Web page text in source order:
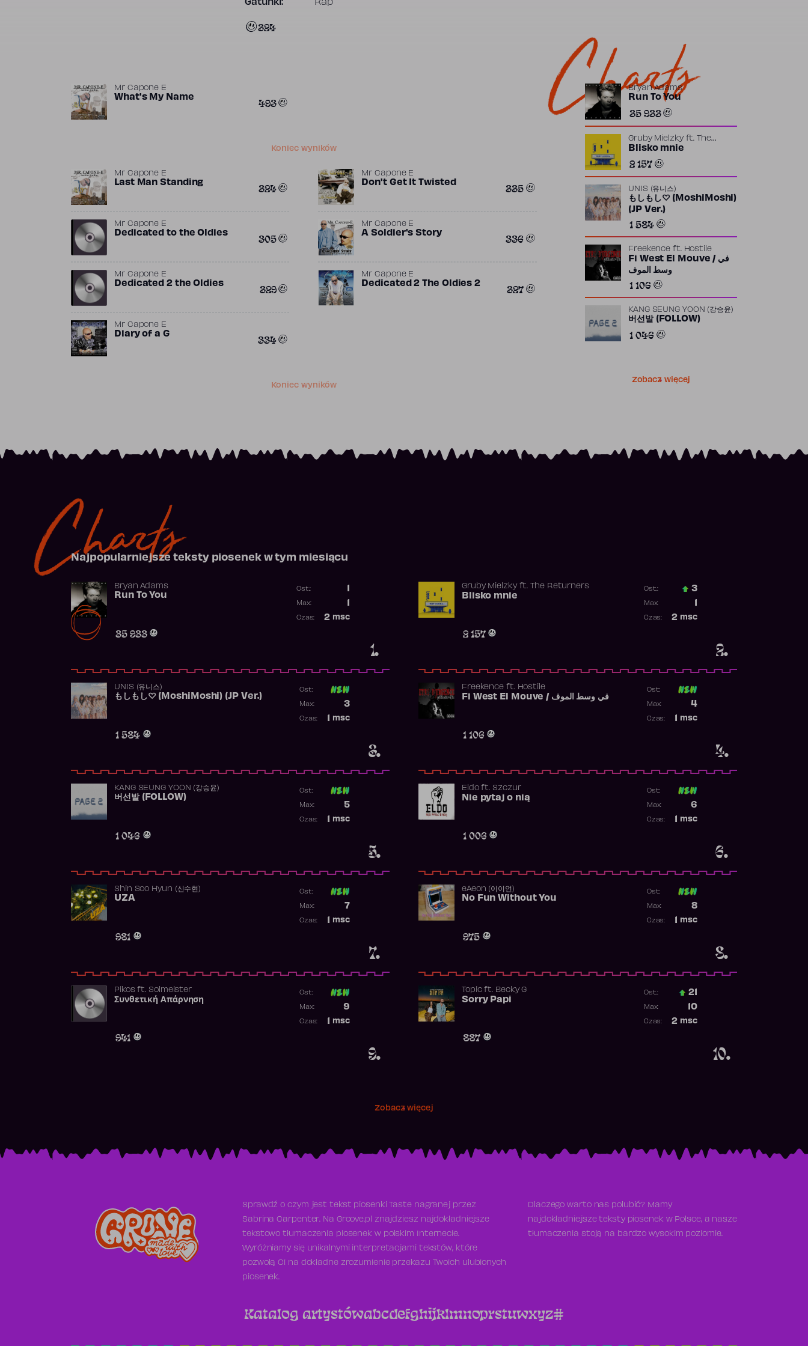
Gatunki: Rap
324
Mr Capone E
What's My Name 493
Koniec wyników
Mr Capone E
Last Man Standing 324
Mr Capone E
Don't Get It Twisted 335
Mr Capone E
Dedicated to the Oldies 305
Mr Capone E
A Soldier's Story 336
Mr Capone E
Dedicated 2 the Oldies 329
Mr Capone E
Dedicated 2 The Oldies 2 327
Mr Capone E
Diary of a G 334
Koniec wyników
Charts
Bryan Adams
Run To You
35 933
Gruby Mielzkyft.
The
Returners
Blisko mnie
2 157
UNIS (유니스)
もしもし♡ (MoshiMoshi)
(JP Ver.)
1 584
Freekence ft. Hostile
Fi West El Mouve / في
وسط الموف
1 106
KANG SEUNG YOON (강승윤)
버선발 (FOLLOW)
1 046
Zobacz więcej
Charts
Najpopularniejsze teksty piosenek w tym miesiącu
1.
Bryan Adams
Run To You
35 933
Ost.:
Max:
2 msc
Czas:
2.
Gruby Mielzkyft. The Returners
Blisko mnie
2 157
Ost.: 3
Max:
2 msc
Czas:
3.
UNIS (유니스)
もしもし♡ (MoshiMoshi) (JP Ver.)
1 584
Ost:
3
Max:
msc
Czas:
4.
Freekence ft. Hostile
Fi West El Mouve / في وسط الموف
1 106
Ost:
4
Max:
msc
Czas:
5.
KANG SEUNG YOON (강승윤)
버선발 (FOLLOW)
1 046
Ost:
5
Max:
msc
Czas:
6.
Eldoft. Szczur
Nie pytaj o nią
1 006
Ost:
6
Max:
msc
Czas:
7.
Shin Soo Hyun (신수현)
UZA
981
Ost:
7
Max:
msc
Czas:
8.
​eAeon (이이언)
No Fun Without You
975
Ost:
8
Max:
msc
Czas:
9.
Pikosft. Solmeister
Συνθετική Απάρνηση
941
Ost:
9
Max:
msc
Czas:
10.
Topicft. Becky G
Sorry Papi
887
Ost.: 21
10
Max:
2 msc
Czas:
Zobacz więcej
Sprawdź o czym jest tekst piosenki Taste nagranej przez
Sabrina Carpenter. Na Groove.pl znajdziesz najdokładniejsze
tekstowo tłumaczenia piosenek w polskim Internecie.
Wyróżniamy się unikalnymi interpretacjami tekstów, które
pozwolą Ci na dokładne zrozumienie przekazu Twoich ulubionych
piosenek.
Dlaczego warto nas polubić? Mamy
najdokładniejsze teksty piosenek w Polsce, a nasze
tłumaczenia stoją na bardzo wysokim poziomie.
Katalog artystówabcdefghijklmnoprstuwxyz#